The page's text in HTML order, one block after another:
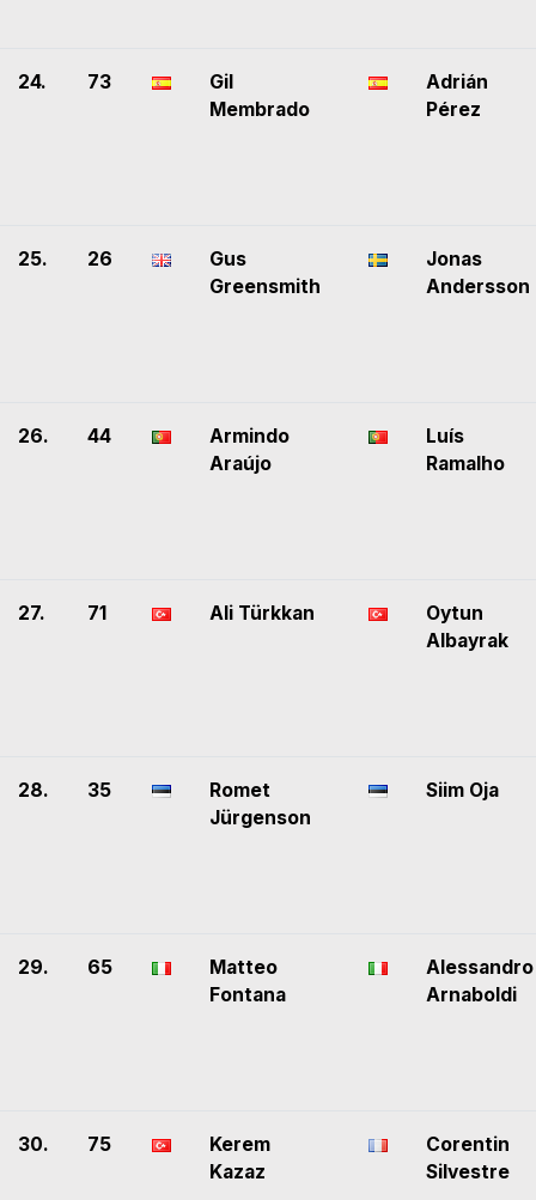
24. 73
Gil
Membrado
Adrián
Pérez
25. 26
Gus
Greensmith
Jonas
Andersson
26. 44
Armindo
Araújo
Luís
Ramalho
27. 71 Ali Türkkan
Oytun
Albayrak
28. 35
Romet
Jürgenson
Siim Oja
29. 65
Matteo
Fontana
Alessandro
Arnaboldi
30. 75
Kerem
Kazaz
Corentin
Silvestre